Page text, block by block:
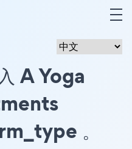
A Yoga
。